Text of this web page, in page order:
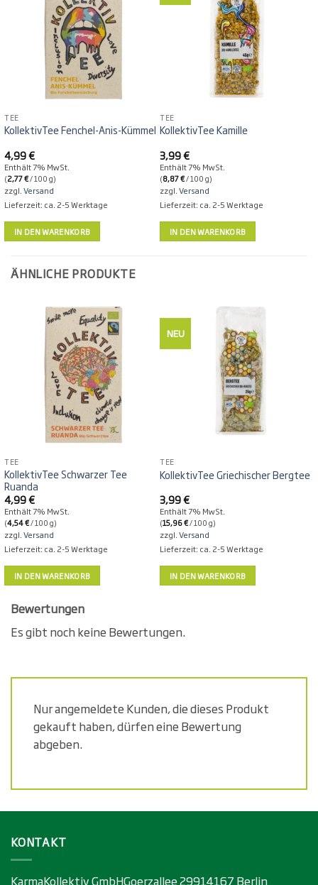
TEE
KollektivTee Fenchel-Anis-Kümmel
4,99€
Enthält 7% MwSt.
(2,77€/ 100 g)
zzgl.Versand
Lieferzeit: ca. 2-5 Werktage
IN DEN WARENKORB
TEE
KollektivTee Kamille
3,99€
Enthält 7% MwSt.
(8,87€/ 100 g)
zzgl.Versand
Lieferzeit: ca. 2-5 Werktage
IN DEN WARENKORB
ÄHNLICHE PRODUKTE
TEE
KollektivTee Schwarzer Tee
Ruanda
4,99€
Enthält 7% MwSt.
(4,54€/ 100 g)
zzgl.Versand
Lieferzeit: ca. 2-5 Werktage
IN DEN WARENKORB
NEU
TEE
KollektivTee Griechischer Bergtee
3,99€
Enthält 7% MwSt.
(15,96€/ 100 g)
zzgl.Versand
Lieferzeit: ca. 2-5 Werktage
IN DEN WARENKORB
Bewertungen
Es gibt noch keine Bewertungen.
Nur angemeldete Kunden, die dieses Produkt
gekauft haben, dürfen eine Bewertung
abgeben.
KONTAKT
KarmaKollektiv GmbHGoerzallee 29914167 Berlin